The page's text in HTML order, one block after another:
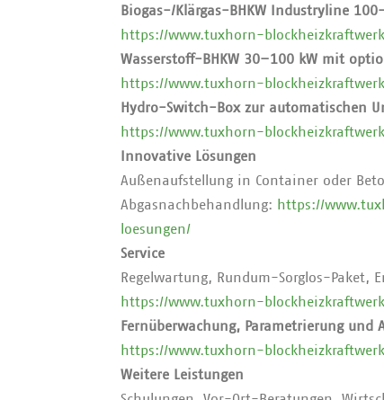
Biogas-/Klärgas-BHKW Industryline
https://www.tuxhorn-
Wasserstoff-BHKW 30–100 kW mit
https://www.tuxhorn-
Hydro-Switch-Box zur automatischen
https://www.tuxhorn-
Innovative Lösungen
Außenaufstellung in Container oder
Abgasnachbehandlung: https://
loesungen/
Service
Regelwartung, Rundum-Sorglos-Paket,
https://www.tuxhorn-
Fernüberwachung, Parametrierung und
https://www.tuxhorn-
Weitere Leistungen